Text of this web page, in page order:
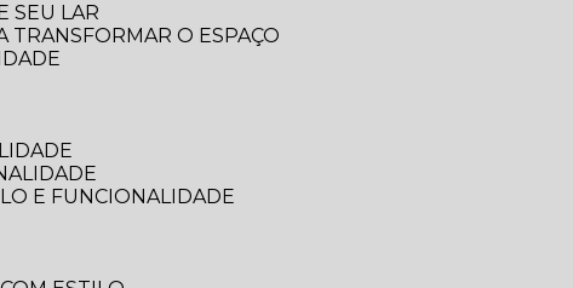
SEU LAR
TRANSFORMAR O ESPAÇO
E FUNCIONALIDADE